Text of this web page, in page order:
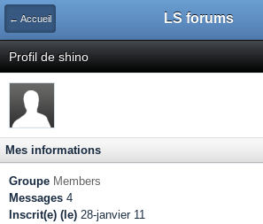
← Accueil LS forums
Profil de shino
Mes informations
Groupe Members
Messages 4
Inscrit(e) (le) 28-janvier 11